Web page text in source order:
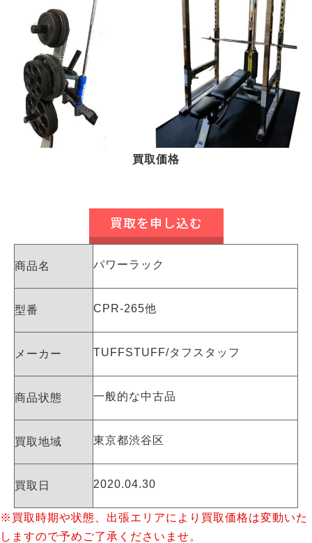
買取価格
買取を申し込む
商品名 パワーラック
型番 CPR-265他
メーカー TUFFSTUFF/タフスタッフ
商品状態 一般的な中古品
買取地域 東京都渋谷区
買取日 2020.04.30
※買取時期や状態、出張エリアにより買取価格は変動いた
しますので予めご了承くださいませ。